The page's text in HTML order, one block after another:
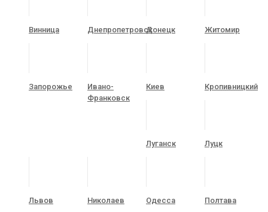
Винница ДнепропетровскДонецк Житомир
Запорожье
Ивано-
Франковск
Киев Кропивницкий
Луганск Луцк
Львов Николаев Одесса Полтава